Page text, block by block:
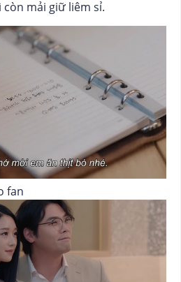
mải giữ liêm sỉ.
fan